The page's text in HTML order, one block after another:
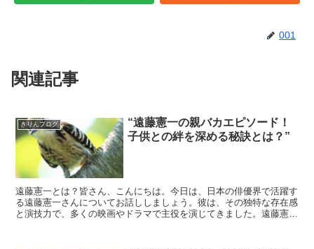
001
関連記事
きりんブログ
“遠藤憲一の親バカエピソード！
子供との絆を深める秘訣とは？”
遠藤憲一とは？皆さん、こんにちは。今日は、日本の俳優界で活躍す
る遠藤憲一さんについてお話ししましょう。彼は、その独特な存在感
と演技力で、多くの映画やドラマで主役を演じてきました。遠藤憲一